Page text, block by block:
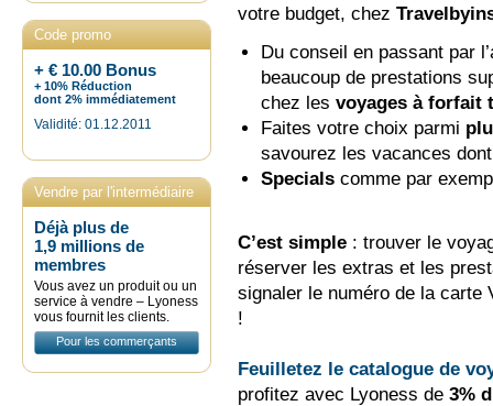
Code promo
+ € 10.00 Bonus
+ 10% Réduction
dont 2% immédiatement
Validité: 01.12.2011
Vendre par l'intermédiaire
Déjà plus de
1,9 millions de
membres
Vous avez un produit ou un
service à vendre – Lyoness
vous fournit les clients.
Pour les commerçants
votre budget, chez
Du conseil en passant par
beaucoup de prestations
chez lesvoyages à forfait
Faites votre choix parmi
savourez les vacances
Specials comme par
C’est simple: trouver le
réserver les extras et les
signaler le numéro de la carte
!
Feuilletez le catalogue de
profitez avec Lyoness de3%